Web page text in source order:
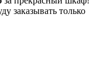
заказывать только